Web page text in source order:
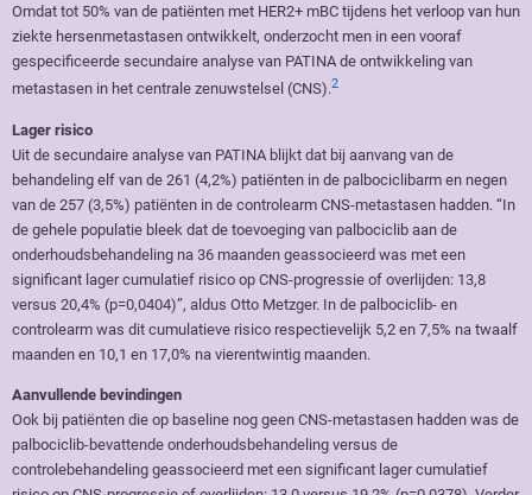
Omdat tot 50% van de patiënten met HER2+ mBC tijdens het verloop van hun
ziekte hersenmetastasen ontwikkelt, onderzocht men in een vooraf
gespecificeerde secundaire analyse van PATINA de ontwikkeling van
metastasen in het centrale zenuwstelsel (CNS).2
Lager risico
Uit de secundaire analyse van PATINA blijkt dat bij aanvang van de
behandeling elf van de 261 (4,2%) patiënten in de palbociclibarm en negen
van de 257 (3,5%) patiënten in de controlearm CNS-metastasen hadden. “In
de gehele populatie bleek dat de toevoeging van palbociclib aan de
onderhoudsbehandeling na 36 maanden geassocieerd was met een
significant lager cumulatief risico op CNS-progressie of overlijden: 13,8
versus 20,4% (p=0,0404)”, aldus Otto Metzger. In de palbociclib- en
controlearm was dit cumulatieve risico respectievelijk 5,2 en 7,5% na twaalf
maanden en 10,1 en 17,0% na vierentwintig maanden.
Aanvullende bevindingen
Ook bij patiënten die op baseline nog geen CNS-metastasen hadden was de
palbociclib-bevattende onderhoudsbehandeling versus de
controlebehandeling geassocieerd met een significant lager cumulatief